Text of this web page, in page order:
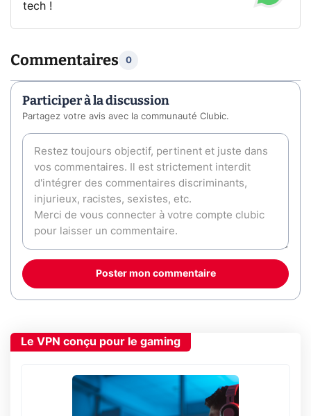
tech !
Commentaires 0
Participer à la discussion
Partagez votre avis avec la communauté Clubic.
Poster mon commentaire
Le VPN conçu pour le gaming